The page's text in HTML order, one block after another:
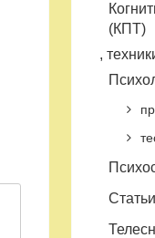
(КПТ)
,
Статьи